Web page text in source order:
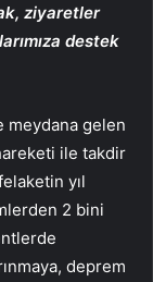
ziyaretler
destek
meydana gelen
ile takdir
yıl
2 bini
deprem